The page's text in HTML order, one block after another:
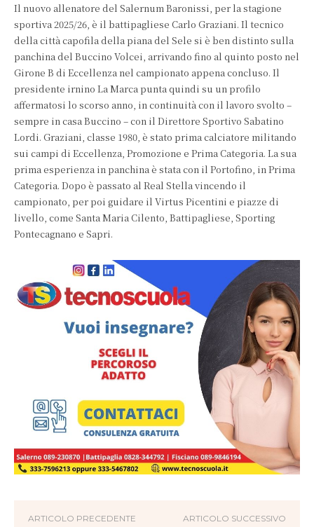
Il nuovo allenatore del Salernum Baronissi, per la stagione
sportiva 2025/26, è il battipagliese Carlo Graziani. Il tecnico
della città capofila della piana del Sele si è ben distinto sulla
panchina del Buccino Volcei, arrivando fino al quinto posto nel
Girone B di Eccellenza nel campionato appena concluso. Il
presidente irnino La Marca punta quindi su un profilo
affermatosi lo scorso anno, in continuità con il lavoro svolto –
sempre in casa Buccino – con il Direttore Sportivo Sabatino
Lordi. Graziani, classe 1980, è stato prima calciatore militando
sui campi di Eccellenza, Promozione e Prima Categoria. La sua
prima esperienza in panchina è stata con il Portofino, in Prima
Categoria. Dopo è passato al Real Stella vincendo il
campionato, per poi guidare il Virtus Picentini e piazze di
livello, come Santa Maria Cilento, Battipagliese, Sporting
Pontecagnano e Sapri.
ARTICOLO PRECEDENTE ARTICOLO SUCCESSIVO